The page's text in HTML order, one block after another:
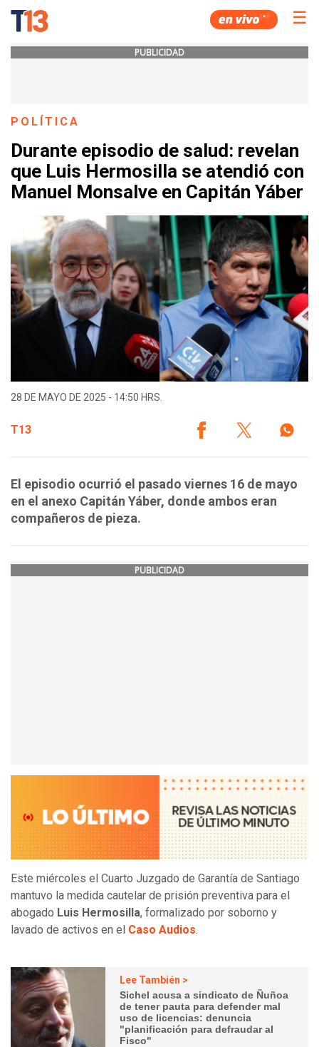
☰
PUBLICIDAD
POLÍTICA
Durante episodio de salud: revelan
que Luis Hermosilla se atendió con
Manuel Monsalve en Capitán Yáber
28 DE MAYO DE 2025 - 14:50 HRS.
T13
El episodio ocurrió el pasado viernes 16 de mayo
en el anexo Capitán Yáber, donde ambos eran
compañeros de pieza.
PUBLICIDAD
Este miércoles el Cuarto Juzgado de Garantía de Santiago
mantuvo la medida cautelar de prisión preventiva para el
abogado Luis Hermosilla, formalizado por soborno y
lavado de activos en el Caso Audios.
Lee También >
Sichel acusa a sindicato de Ñuñoa
de tener pauta para defender mal
uso de licencias: denuncia
"planificación para defraudar al
Fisco"